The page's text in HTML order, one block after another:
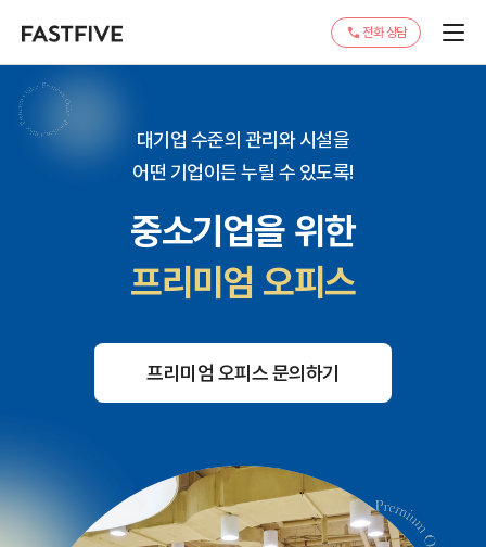
전화 상담
대기업 수준의 관리와 시설을
어떤 기업이든 누릴 수 있도록!
중소기업을 위한
프리미엄 오피스
프리미엄 오피스 문의하기